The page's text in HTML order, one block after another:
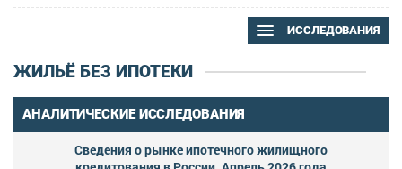
ИССЛЕДОВАНИЯ
ЖИЛЬЁ БЕЗ ИПОТЕКИ
АНАЛИТИЧЕСКИЕ ИССЛЕДОВАНИЯ
Сведения о рынке ипотечного жилищного